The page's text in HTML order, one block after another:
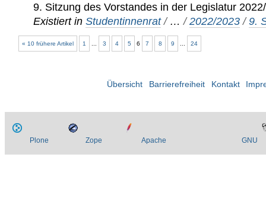
9. Sitzung des Vorstandes in der Legislatur
Existiert in Studentinnenrat / …/2022/2023 /9.
« 10 frühere Artikel 1 3 4 5 6 7 8 9 24
Übersicht Barrierefreiheit Kontakt
Plone Zope Apache GNU